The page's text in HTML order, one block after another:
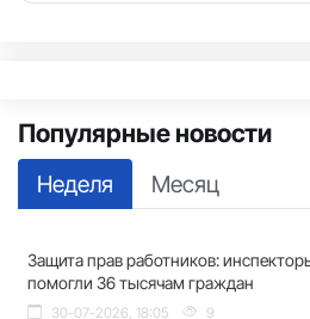
Популярные новости
Неделя Месяц
Защита прав работников:
помогли 36 тысячам граждан
30-07-2026, 18:05 9